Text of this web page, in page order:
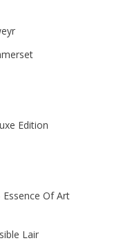
Edition
Of Art
Lair